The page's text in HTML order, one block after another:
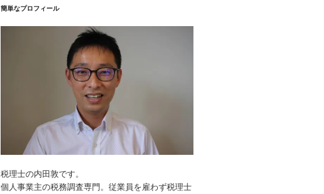
簡単なプロフィール
税理士の内田敦です。
個人事業主の税務調査専門。従業員を雇わず税理士